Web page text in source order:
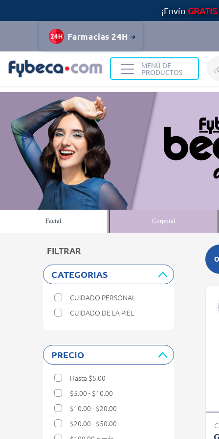
¡Envío GRATIS
Farmacias 24H
MENÚ DE
PRODUCTOS
Beauty Days Corporal
Facial Corporal
FILTRAR
CATEGORIAS
CUIDADO PERSONAL
Refine by Categorias: Cuidado Personal
CUIDADO DE LA PIEL
Refine by Categorias: Cuidado de la Piel
PRECIO
Hasta $5.00
Refine by Precio: Hasta $5.00
$5.00 - $10.00
Refine by Precio: $5.00 - $10.00
$10.00 - $20.00
Refine by Precio: $10.00 - $20.00
$20.00 - $50.00
Refine by Precio: $20.00 - $50.00